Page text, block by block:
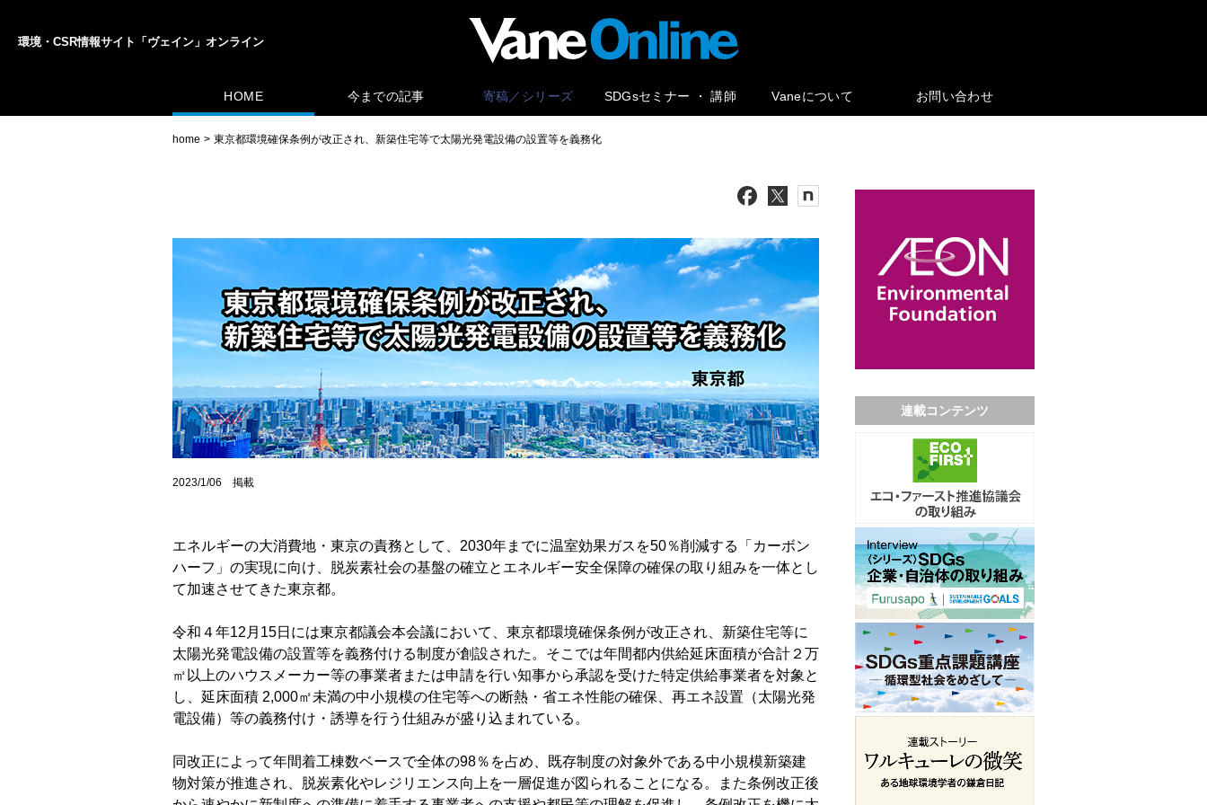
環境・CSR情報サイト「ヴェイン」オンライン
HOME 今までの記事 寄稿／シリーズ SDGsセミナー ・ 講師 Vaneについて お問い合わせ
home 東京都環境確保条例が改正され、新築住宅等で太陽光発電設備の設置等を義務化
2023/1/06 掲載
エネルギーの大消費地・東京の責務として、2030年までに温室効果ガスを50％削減する「カーボン
ハーフ」の実現に向け、脱炭素社会の基盤の確立とエネルギー安全保障の確保の取り組みを一体とし
て加速させてきた東京都。
令和４年12月15日には東京都議会本会議において、東京都環境確保条例が改正され、新築住宅等に
太陽光発電設備の設置等を義務付ける制度が創設された。そこでは年間都内供給延床面積が合計２万
㎡以上のハウスメーカー等の事業者または申請を行い知事から承認を受けた特定供給事業者を対象と
し、延床面積 2,000㎡未満の中小規模の住宅等への断熱・省エネ性能の確保、再エネ設置（太陽光発
電設備）等の義務付け・誘導を行う仕組みが盛り込まれている。
同改正によって年間着工棟数ベースで全体の98％を占め、既存制度の対象外である中小規模新築建
物対策が推進され、脱炭素化やレジリエンス向上を一層促進が図られることになる。また条例改正後
連載コンテンツ